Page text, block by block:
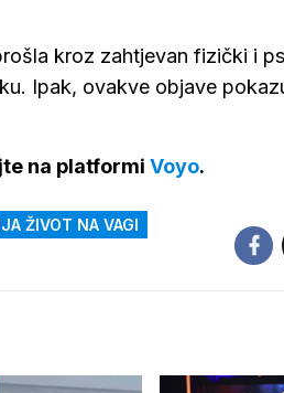
kroz zahtjevan fizički i
Ipak, ovakve objave
na platformi Voyo.
ŽIVOT NA VAGI